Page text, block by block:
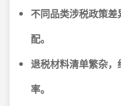
不同品类涉税政策
配。
退税材料清单繁杂
率。